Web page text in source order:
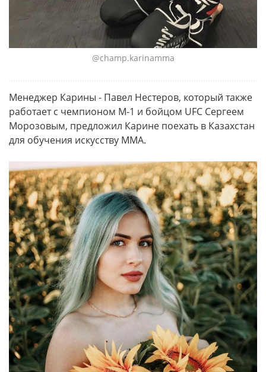
@champ.karinamma
Менеджер Карины - Павел Нестеров, который также
работает с чемпионом М-1 и бойцом UFC Сергеем
Морозовым, предложил Карине поехать в Казахстан
для обучения искусству ММА.